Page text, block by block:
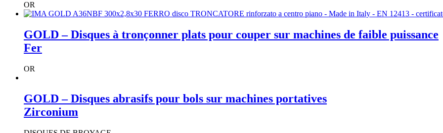
OR
GOLD – Disques à tronçonner plats pour couper sur machines de faible puissance
Fer
OR
GOLD – Disques abrasifs pour bols sur machines portatives
Zirconium